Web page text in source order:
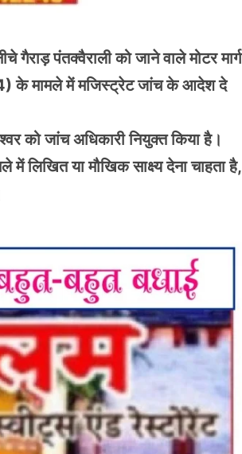
पंतक्वैराली को जाने वाले मोटर मार्ग
के मामले में मजिस्ट्रेट जांच के आदेश दे
को जांच अधिकारी नियुक्त किया है।
में लिखित या मौखिक साक्ष्य देना चाहता है,